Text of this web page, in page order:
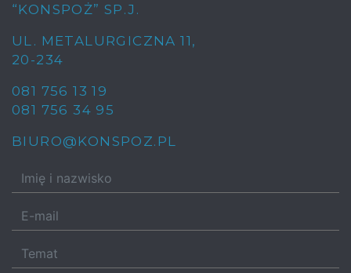
“KONSPOŻ” SP.J.
UL. METALURGICZNA 11 ,
20-234
081 756 13 19
081 756 34 95
BIURO@KONSPOZ.PL